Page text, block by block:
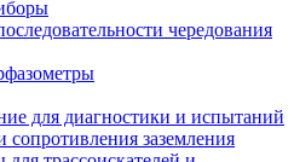
чередования
для диагностики и испытаний
сопротивления заземления